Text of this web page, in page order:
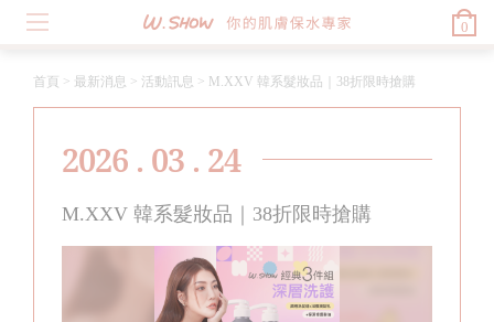
0
首頁 > 最新消息 > 活動訊息 > M.XXV 韓系髮妝品｜38折限時搶購
2026 . 03 . 24
M.XXV 韓系髮妝品｜38折限時搶購